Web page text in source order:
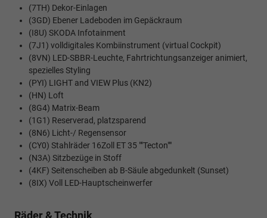
(7TH) Dekor-Einlagen
(3GD) Ebener Ladeboden im Gepäckraum
(I8U) SKODA Infotainment
(7J1) volldigitales Kombiinstrument (virtual Cockpit)
(8VN) LED-SBBR-Leuchte, Fahrtrichtungsanzeiger animiert,
spezielles Styling
(PYI) LIGHT and VIEW Plus (KN2)
(HN) Loft
(8G4) Matrix-Beam
(1G1) Reserverad, platzsparend
(8N6) Licht-/ Regensensor
(CY0) Stahlräder 16Zoll ET 35 ""Tecton""
(N3A) Sitzbezüge in Stoff
(4KF) Seitenscheiben ab B-Säule abgedunkelt (Sunset)
(8IX) Voll LED-Hauptscheinwerfer
Räder & Technik